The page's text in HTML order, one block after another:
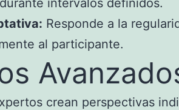
intervalos definidos.
Responde a la
al participante.
crean perspectivas